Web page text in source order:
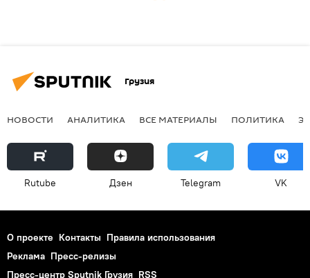
Грузия
НОВОСТИ АНАЛИТИКА ВСЕ МАТЕРИАЛЫ ПОЛИТИКА
Rutube Дзен Telegram VK
О проекте Контакты Правила использования
Реклама Пресс-релизы
Пресс-центр Sputnik Грузия RSS